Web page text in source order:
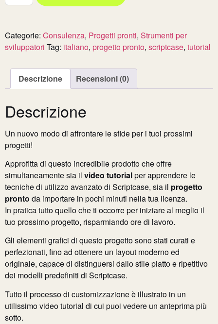
Categorie: Consulenza, Progetti pronti, Strumenti per
sviluppatori Tag: italiano, progetto pronto, scriptcase, tutorial
Descrizione Recensioni (0)
Descrizione
Un nuovo modo di affrontare le sfide per i tuoi prossimi
progetti!
Approfitta di questo incredibile prodotto che offre
simultaneamente sia il video tutorialper apprendere le
tecniche di utilizzo avanzato di Scriptcase, sia il progetto
pronto da importare in pochi minuti nella tua licenza.
In pratica tutto quello che ti occorre per iniziare al meglio il
tuo prossimo progetto, risparmiando ore di lavoro.
Gli elementi grafici di questo progetto sono stati curati e
perfezionati, fino ad ottenere un layout moderno ed
originale, capace di distinguersi dallo stile piatto e ripetitivo
dei modelli predefiniti di Scriptcase.
Tutto il processo di customizzazione è illustrato in un
utilissimo video tutorial di cui puoi vedere un anteprima più
sotto.